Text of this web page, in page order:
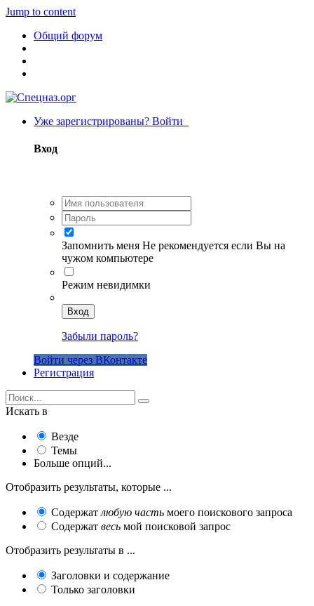
Jump to content
Общий форум
Уже зарегистрированы? Войти
Вход
Запомнить меня Не рекомендуется если Вы на
чужом компьютере
Режим невидимки
Вход
Забыли пароль?
Войти через ВКонтакте
Регистрация
Искать в
Везде
Темы
Больше опций...
Отобразить результаты, которые ...
Содержат любую часть моего поискового запроса
Содержат весь мой поисковой запрос
Отобразить результаты в ...
Заголовки и содержание
Только заголовки